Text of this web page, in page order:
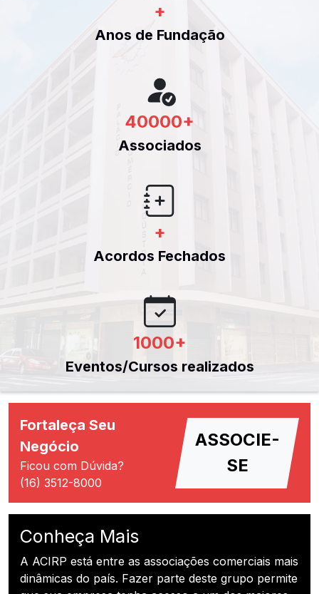
+
Anos de Fundação
40000+
Associados
+
Acordos Fechados
1000+
Eventos/Cursos realizados
Fortaleça Seu
Negócio
Ficou com Dúvida?
(16) 3512-8000
ASSOCIE-
SE
Conheça Mais
A ACIRP está entre as associações comerciais mais
dinâmicas do país. Fazer parte deste grupo permite